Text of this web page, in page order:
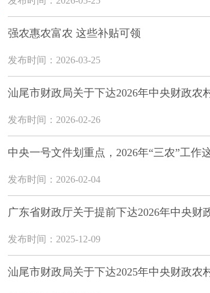
强农惠农富农 这些补贴可领
发布时间：2026-03-25
汕尾市财政局关于下达2026年中央财政农
发布时间：2026-02-26
中央一号文件划重点，2026年“三农”工作
发布时间：2026-02-04
广东省财政厅关于提前下达2026年中央财
发布时间：2025-12-09
汕尾市财政局关于下达2025年中央财政农